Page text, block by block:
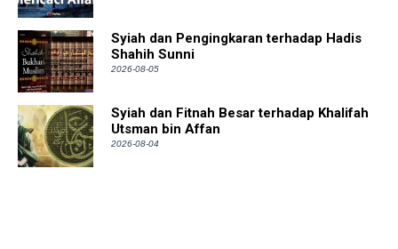
Syiah dan Pengingkaran terhadap Hadis
Shahih Sunni
2026-08-05
Syiah dan Fitnah Besar terhadap Khalifah
Utsman bin Affan
2026-08-04